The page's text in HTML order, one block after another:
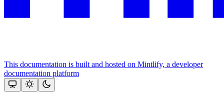
This documentation is built and hosted on Mintlify, a developer
documentation platform